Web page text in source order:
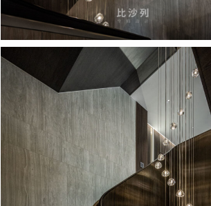
Proposal
_pic_1_11